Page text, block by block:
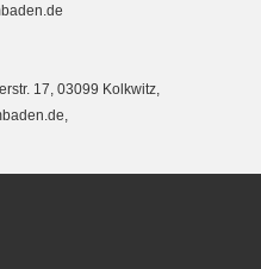
17, 03099 Kolkwitz,